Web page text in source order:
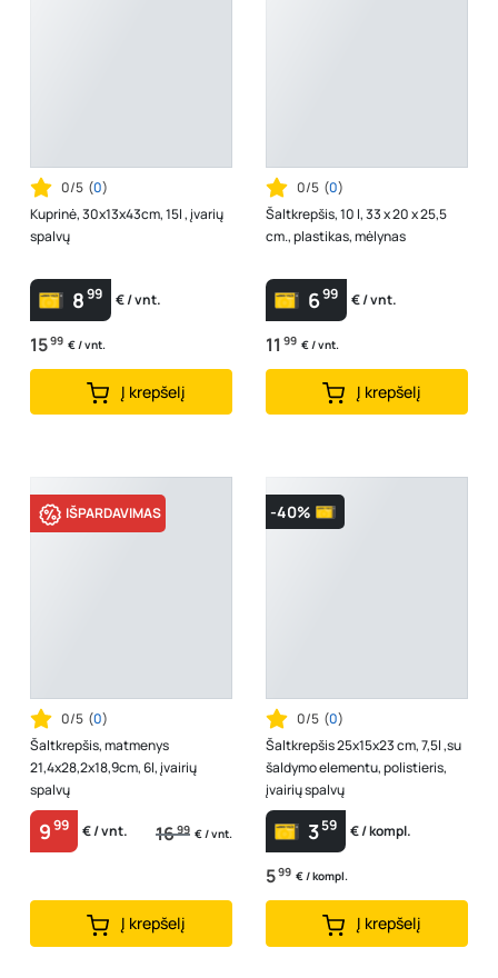
0/5 (0)
Kuprinė, 30x13x43cm, 15l , įvarių
spalvų
899 € / vnt.
1599 € / vnt.
Į krepšelį
0/5 (0)
Šaltkrepšis, 10 l, 33 x 20 x 25,5
cm., plastikas, mėlynas
699 € / vnt.
11 99 € / vnt.
Į krepšelį
IŠPARDAVIMAS
0/5 (0)
Šaltkrepšis, matmenys
21,4x28,2x18,9cm, 6l, įvairių
spalvų
999 € / vnt. 1699 € / vnt.
Į krepšelį
-40%
0/5 (0)
Šaltkrepšis 25x15x23 cm, 7,5l ,su
šaldymo elementu, polistieris,
įvairių spalvų
359 € / kompl.
599 € / kompl.
Į krepšelį